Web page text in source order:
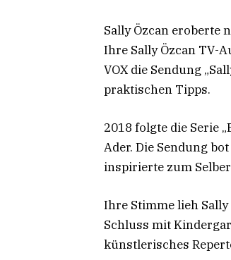
Sally Özcan eroberte
Ihre Sally Özcan TV-
VOX die Sendung
praktischen Tipps.
2018 folgte die Serie
Ader. Die Sendung
inspirierte zum
Ihre Stimme lieh Sally
Schluss mit
künstlerisches